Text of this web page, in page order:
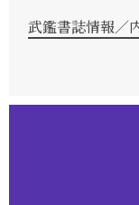
武鑑書誌情報／